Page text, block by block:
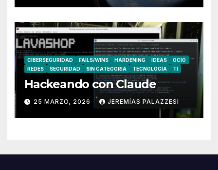
CIBERSEGURIDAD FAILS/WINS HARDENING IDEAS
OCIO
REDES
SEGURIDAD SIN CATEGORÍA TECNOLOGÍA TI
Hackeando con Claude
25 MARZO, 2026 JEREMÍAS PALAZZESI